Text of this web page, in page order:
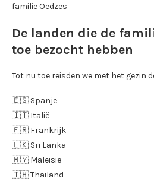
De landen die de
toe bezocht hebben
Tot nu toe reisden we met het gezin
🇪🇸 Spanje
🇮🇹 Italië
🇫🇷 Frankrijk
🇱🇰 Sri Lanka
🇲🇾 Maleisië
🇹🇭 Thailand